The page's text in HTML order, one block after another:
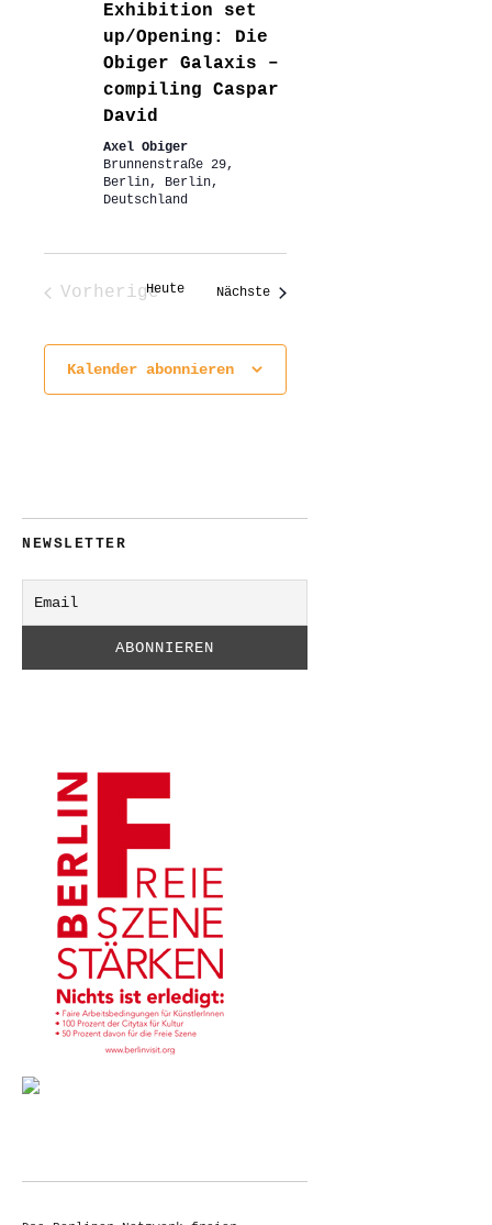
Exhibition set
up/Opening: Die
Obiger Galaxis –
compiling Caspar
David
Axel Obiger
Brunnenstraße 29,
Berlin, Berlin,
Deutschland
VorherigeHeute NächsteVeranstaltungen
Kalender abonnieren
NEWSLETTER